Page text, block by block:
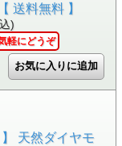
送料無料 】
)
軽にどうぞ
天然ダイヤモ